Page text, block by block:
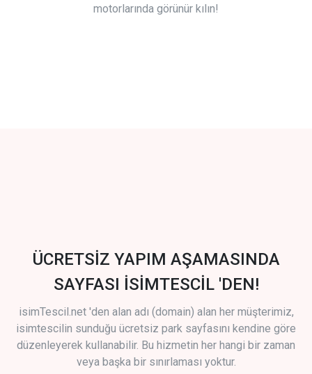
motorlarında görünür kılın!
ÜCRETSİZ YAPIM AŞAMASINDA
SAYFASI İSİMTESCİL 'DEN!
isimTescil.net 'den alan adı (domain) alan her müşterimiz,
isimtescilin sunduğu ücretsiz park sayfasını kendine göre
düzenleyerek kullanabilir. Bu hizmetin her hangi bir zaman
veya başka bir sınırlaması yoktur.